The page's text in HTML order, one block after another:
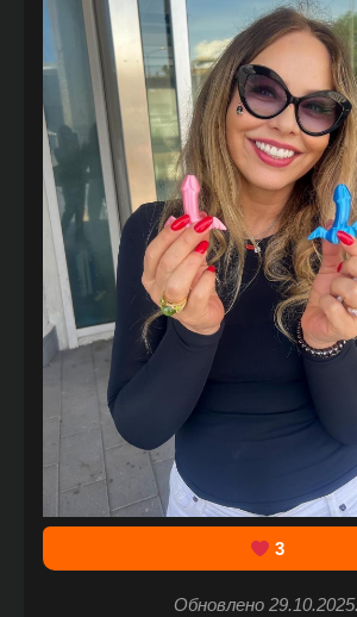
3
Обновлено 29.10.2025.